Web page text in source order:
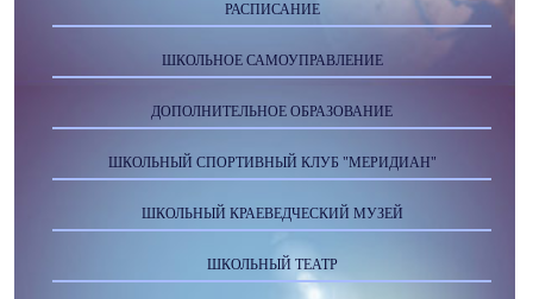
РАСПИСАНИЕ
ШКОЛЬНОЕ САМОУПРАВЛЕНИЕ
ДОПОЛНИТЕЛЬНОЕ ОБРАЗОВАНИЕ
ШКОЛЬНЫЙ СПОРТИВНЫЙ КЛУБ "МЕРИДИАН"
ШКОЛЬНЫЙ КРАЕВЕДЧЕСКИЙ МУЗЕЙ
ШКОЛЬНЫЙ ТЕАТР